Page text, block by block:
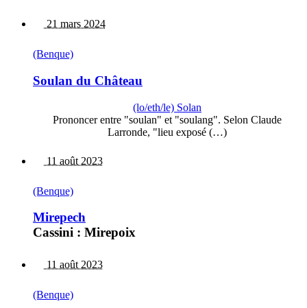
21 mars 2024
(Benque)
Soulan du Château
(lo/eth/le) Solan
Prononcer entre "soulan" et "soulang". Selon Claude
Larronde, "lieu exposé (…)
11 août 2023
(Benque)
Mirepech
Cassini : Mirepoix
11 août 2023
(Benque)